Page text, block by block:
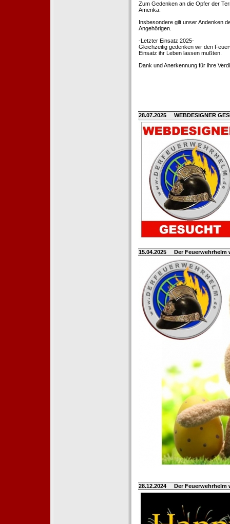
Zum Gedenken an die Opfer der
Amerika.
Insbesondere gilt unser Andenken
Angehörigen.
-Letzter Einsatz 2025-
Gleichzeitig gedenken wir den
Einsatz ihr Leben lassen mußten.
Dank und Anerkennung für ihre
28.07.2025 WEBDESIGNER
15.04.2025 Der
28.12.2024 Der